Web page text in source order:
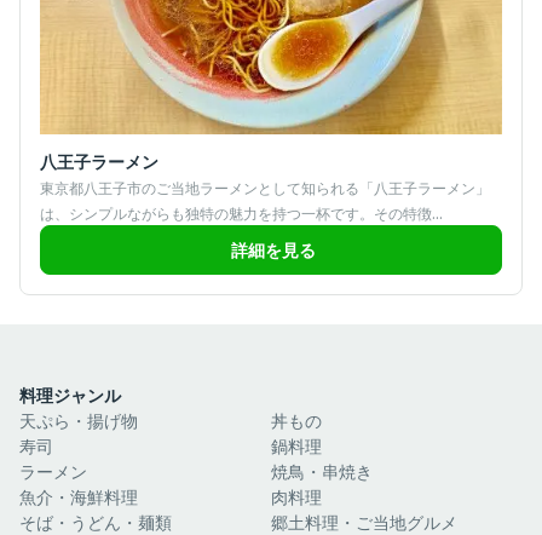
八王子ラーメン
東京都八王子市のご当地ラーメンとして知られる「八王子ラーメン」
は、シンプルながらも独特の魅力を持つ一杯です。​その特徴...
詳細を見る
料理ジャンル
天ぷら・揚げ物
寿司
ラーメン
魚介・海鮮料理
そば・うどん・麺類
丼もの
鍋料理
焼鳥・串焼き
肉料理
郷土料理・ご当地グルメ